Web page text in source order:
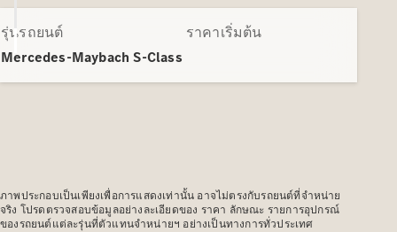
ซาลูน
รุ่นรถยนต์
Mercedes-Maybach S-Class
ราคาเริ่มต้น
ภาพประกอบเป็นเพียงเพื่อการแสดงเท่านั้น อาจไม่ตรงกับรถยนต์ที่จำหน่าย
จริง โปรดตรวจสอบข้อมูลอย่างละเอียดของ ราคา ลักษณะ รายการอุปกรณ์
ของรถยนต์แต่ละรุ่นที่ตัวแทนจำหน่ายฯ อย่างเป็นทางการทั่วประเทศ